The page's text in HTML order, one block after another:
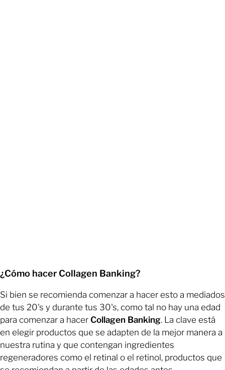
¿Cómo hacer Collagen Banking?
Si bien se recomienda comenzar a hacer esto a mediados
de tus 20's y durante tus 30's, como tal no hay una edad
para comenzar a hacer Collagen Banking. La clave está
en elegir productos que se adapten de la mejor manera a
nuestra rutina y que contengan ingredientes
regeneradores como el retinal o el retinol, productos que